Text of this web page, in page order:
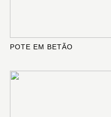
POTE EM BETÃO